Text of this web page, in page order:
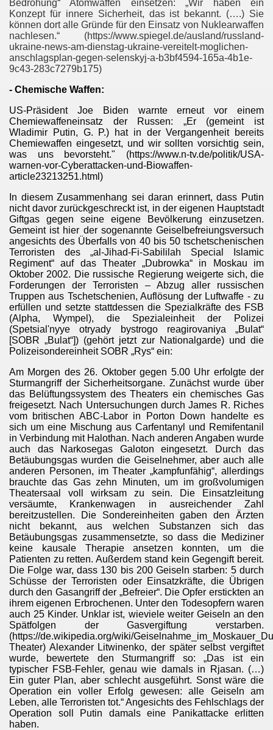
Bedrohung“ Atomwaffen einsetzen: „Wir haben ein
Konzept für innere Sicherheit, das ist bekannt. (….) Sie
können dort alle Gründe für den Einsatz von Nuklearwaffen
nachlesen.“ (https://www.spiegel.de/ausland/russland-
ukraine-news-am-dienstag-ukraine-vereitelt-moglichen-
anschlagsplan-gegen-selenskyj-a-b3bf4594-165a-4b1e-
9c43-283c7279b175)
- Chemische Waffen:
US-Präsident Joe Biden warnte erneut vor einem
Chemiewaffeneinsatz der Russen: „Er (gemeint ist
Wladimir Putin, G. P.) hat in der Vergangenheit bereits
Chemiewaffen eingesetzt, und wir sollten vorsichtig sein,
was uns bevorsteht." (https://www.n-tv.de/politik/USA-
warnen-vor-Cyberattacken-und-Biowaffen-
article23213251.html)
In diesem Zusammenhang sei daran erinnert, dass Putin
nicht davor zurückgeschreckt ist, in der eigenen Hauptstadt
Giftgas gegen seine eigene Bevölkerung einzusetzen.
Gemeint ist hier der sogenannte Geiselbefreiungsversuch
angesichts des Überfalls von 40 bis 50 tschetschenischen
Terroristen des „al-Jihad-Fi-Sabililah Special Islamic
Regiment“ auf das Theater „Dubrowka“ in Moskau im
Oktober 2002. Die russische Regierung weigerte sich, die
Forderungen der Terroristen – Abzug aller russischen
Truppen aus Tschetschenien, Auflösung der Luftwaffe - zu
erfüllen und setzte stattdessen die Spezialkräfte des FSB
(Alpha, Wympel), die Spezialeinheit der Polizei
(Spetsial'nyye otryady bystrogo reagirovaniya „Bulat“
[SOBR „Bulat“]) (gehört jetzt zur Nationalgarde) und die
Polizeisondereinheit SOBR „Rys“ ein:
Am Morgen des 26. Oktober gegen 5.00 Uhr erfolgte der
Sturmangriff der Sicherheitsorgane. Zunächst wurde über
das Belüftungssystem des Theaters ein chemisches Gas
freigesetzt. Nach Untersuchungen durch James R. Riches
vom britischen ABC-Labor in Porton Down handelte es
sich um eine Mischung aus Carfentanyl und Remifentanil
in Verbindung mit Halothan. Nach anderen Angaben wurde
auch das Narkosegas Galoton eingesetzt. Durch das
Betäubungsgas wurden die Geiselnehmer, aber auch alle
anderen Personen, im Theater „kampfunfähig“, allerdings
brauchte das Gas zehn Minuten, um im großvolumigen
Theatersaal voll wirksam zu sein. Die Einsatzleitung
versäumte, Krankenwagen in ausreichender Zahl
bereitzustellen. Die Sondereinheiten gaben den Ärzten
nicht bekannt, aus welchen Substanzen sich das
Betäubungsgas zusammensetzte, so dass die Mediziner
keine kausale Therapie ansetzen konnten, um die
Patienten zu retten. Außerdem stand kein Gegengift bereit.
Die Folge war, dass 130 bis 200 Geiseln starben: 5 durch
Schüsse der Terroristen oder Einsatzkräfte, die Übrigen
durch den Gasangriff der „Befreier“. Die Opfer erstickten an
ihrem eigenen Erbrochenen. Unter den Todesopfern waren
auch 25 Kinder. Unklar ist, wieviele weiter Geiseln an den
Spätfolgen der Gasvergiftung verstarben.
(https://de.wikipedia.org/wiki/
Theater) Alexander Litwinenko, der später selbst vergiftet
wurde, bewertete den Sturmangriff so: „Das ist ein
typischer FSB-Fehler, genau wie damals in Rjasan. (…)
Ein guter Plan, aber schlecht ausgeführt. Sonst wäre die
Operation ein voller Erfolg gewesen: alle Geiseln am
Leben, alle Terroristen tot.“ Angesichts des Fehlschlags der
Operation soll Putin damals eine Panikattacke erlitten
haben.